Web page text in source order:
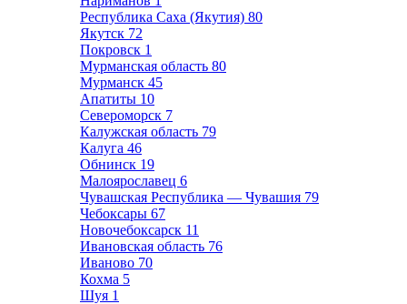
Республика Саха (Якутия) 80
Якутск 72
Покровск 1
Мурманская область 80
Мурманск 45
Апатиты 10
Североморск 7
Калужская область 79
Калуга 46
Обнинск 19
Малоярославец 6
Чувашская Республика — Чувашия 79
Чебоксары 67
Новочебоксарск 11
Ивановская область 76
Иваново 70
Кохма 5
Шуя 1